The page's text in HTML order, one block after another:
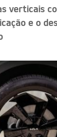
verticais
e o